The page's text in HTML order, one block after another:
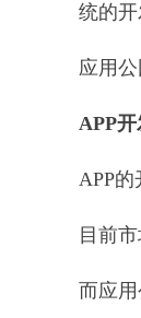
统的开
应用
APP
APP
目前
而应